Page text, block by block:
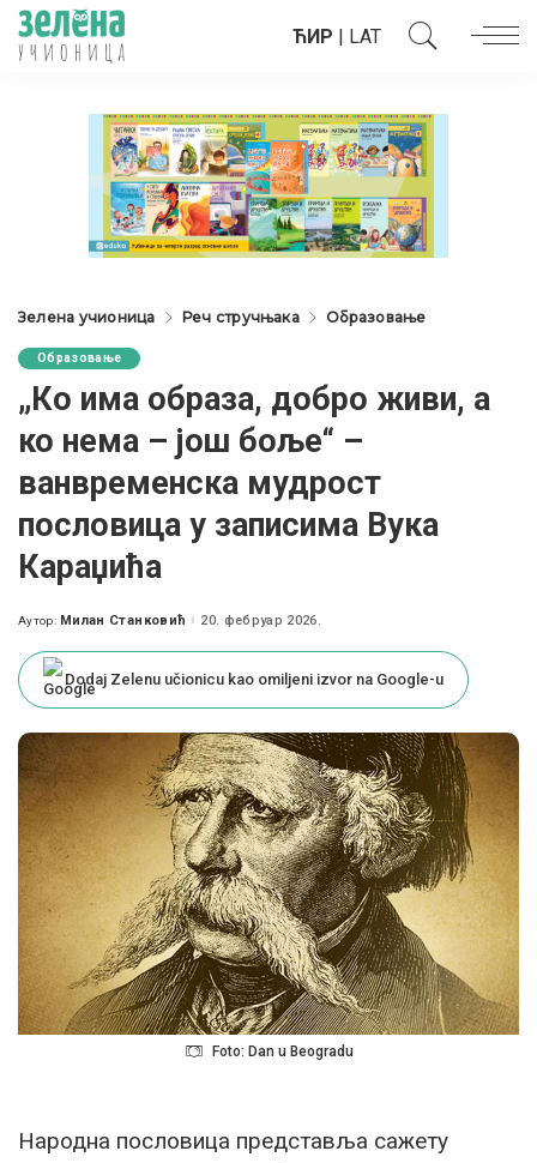
ЋИР | LAT
Зелена учионица Реч стручњака Образовање
Образовање
„Ко има образа, добро живи, а
ко нема – још боље“ –
ванвременска мудрост
пословица у записима Вука
Караџића
Posted
Аутор: Милан Станковић 20. фебруар 2026.
Dodaj Zelenu učionicu kao omiljeni izvor na Google-u
Foto: Dan u Beogradu
Народна пословица представља сажету